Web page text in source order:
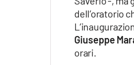
dell’oratorio
Giuseppe
orari.